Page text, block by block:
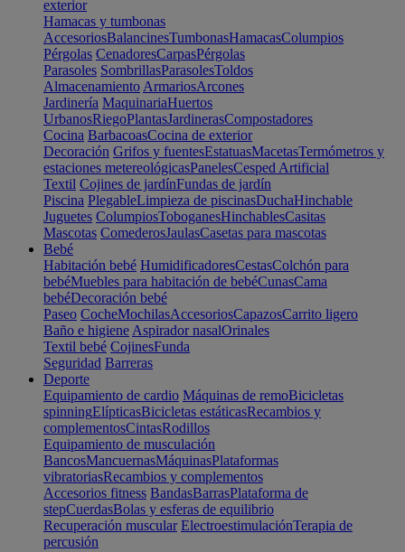
exterior
Hamacas y tumbonas
AccesoriosBalancinesTumbonasHamacasColumpios
Pérgolas CenadoresCarpasPérgolas
Parasoles SombrillasParasolesToldos
Almacenamiento ArmariosArcones
Jardinería MaquinariaHuertos
UrbanosRiegoPlantasJardinerasCompostadores
Cocina BarbacoasCocina de exterior
Decoración Grifos y fuentesEstatuasMacetasTermómetros y
estaciones metereológicasPanelesCesped Artificial
Textil Cojines de jardínFundas de jardín
Piscina PlegableLimpieza de piscinasDuchaHinchable
Juguetes ColumpiosToboganesHinchablesCasitas
Mascotas ComederosJaulasCasetas para mascotas
Bebé
Habitación bebé HumidificadoresCestasColchón para
bebéMuebles para habitación de bebéCunasCama
bebéDecoración bebé
Paseo CocheMochilasAccesoriosCapazosCarrito ligero
Baño e higiene Aspirador nasalOrinales
Textil bebé CojinesFunda
Seguridad Barreras
Deporte
Equipamiento de cardio Máquinas de remoBicicletas
spinningElípticasBicicletas estáticasRecambios y
complementosCintasRodillos
Equipamiento de musculación
BancosMancuernasMáquinasPlataformas
vibratoriasRecambios y complementos
Accesorios fitness BandasBarrasPlataforma de
stepCuerdasBolas y esferas de equilibrio
Recuperación muscular ElectroestimulaciónTerapia de
percusión